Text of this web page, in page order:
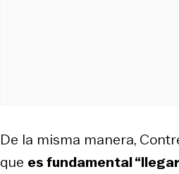
De la misma manera,
que es fundamental